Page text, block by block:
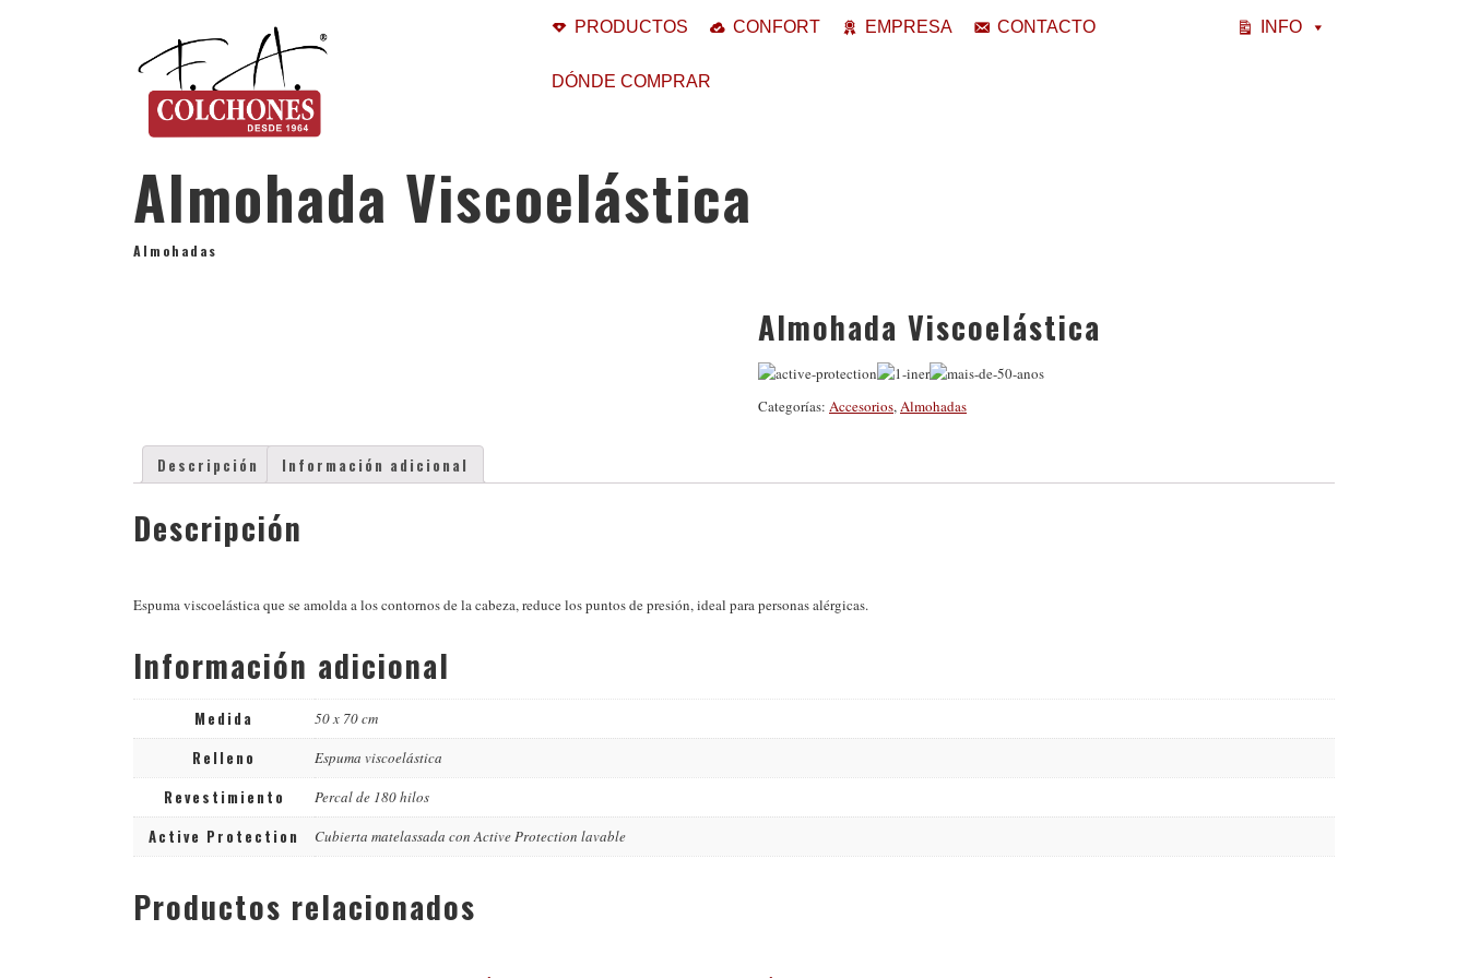
PRODUCTOS CONFORT INFO
EMPRESA CONTACTO
DÓNDE COMPRAR
Almohada Viscoelástica
Almohadas
Almohada Viscoelástica
Categorías: Accesorios,Almohadas
Descripción Información adicional
Descripción
Espuma viscoelástica que se amolda a los contornos de la cabeza, reduce los puntos de presión, ideal para personas alérgicas.
Información adicional
Medida 50 x 70 cm
Relleno Espuma viscoelástica
Revestimiento Percal de 180 hilos
Active Protection Cubierta matelassada con Active Protection lavable
Productos relacionados